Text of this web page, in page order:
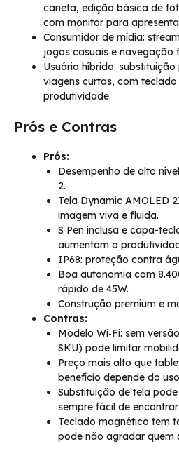
caneta, edição básica de
com monitor para
Consumidor de mídia:
jogos casuais e navegação
Usuário híbrido:
viagens curtas, com
produtividade.
Prós e Contras
Prós:
Desempenho de alto
2.
Tela Dynamic AMOLED
imagem viva e fluida.
S Pen inclusa e capa-
aumentam a
IP68: proteção contra
Boa autonomia com
rápido de 45W.
Construção premium e
Contras:
Modelo Wi‑Fi: sem
SKU) pode limitar
Preço mais alto que
benefício depende do
Substituição de tela
sempre fácil de
Teclado magnético tem
pode não agradar quem